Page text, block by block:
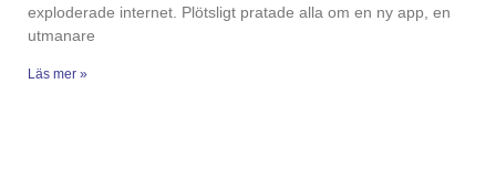
exploderade internet. Plötsligt pratade alla om en ny app, en
utmanare
Läs mer »